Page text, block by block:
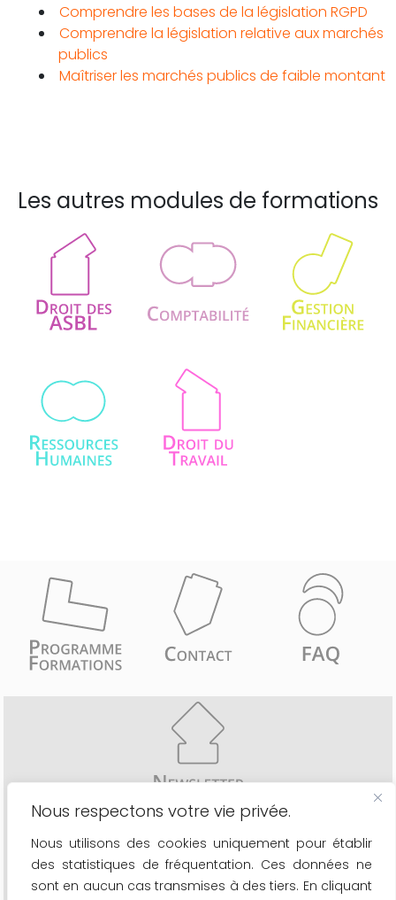
Nous respectons votre vie privée.
Nous utilisons des cookies uniquement pour établir
des statistiques de fréquentation. Ces données ne
sont en aucun cas transmises à des tiers. En cliquant
Comprendre les bases de la législation RGPD
Comprendre la législation relative aux marchés
publics
Maîtriser les marchés publics de faible montant
Les autres modules de formations
Recevez comme les 6776 inscrits une fois par mois
- les actualités du secteur
- le calendrier de nos formations
- les nouveaux outils à votre disposition